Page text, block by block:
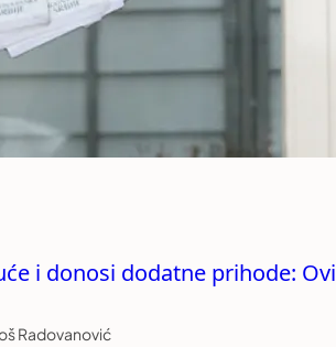
i donosi dodatne prihode:
Radovanović